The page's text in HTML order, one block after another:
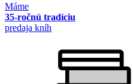
Máme
35-ročnú tradíciu
predaja kníh